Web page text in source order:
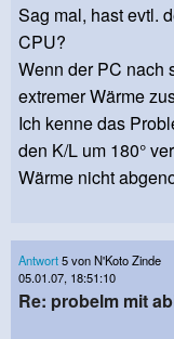
Sag mal, hast evtl.
CPU?
Wenn der PC nach
extremer Wärme
Ich kenne das
den K/L um 180°
Wärme nicht
Antwort5 von N'Koto Zinde
05.01.07, 18:51:10
Re: probelm mit